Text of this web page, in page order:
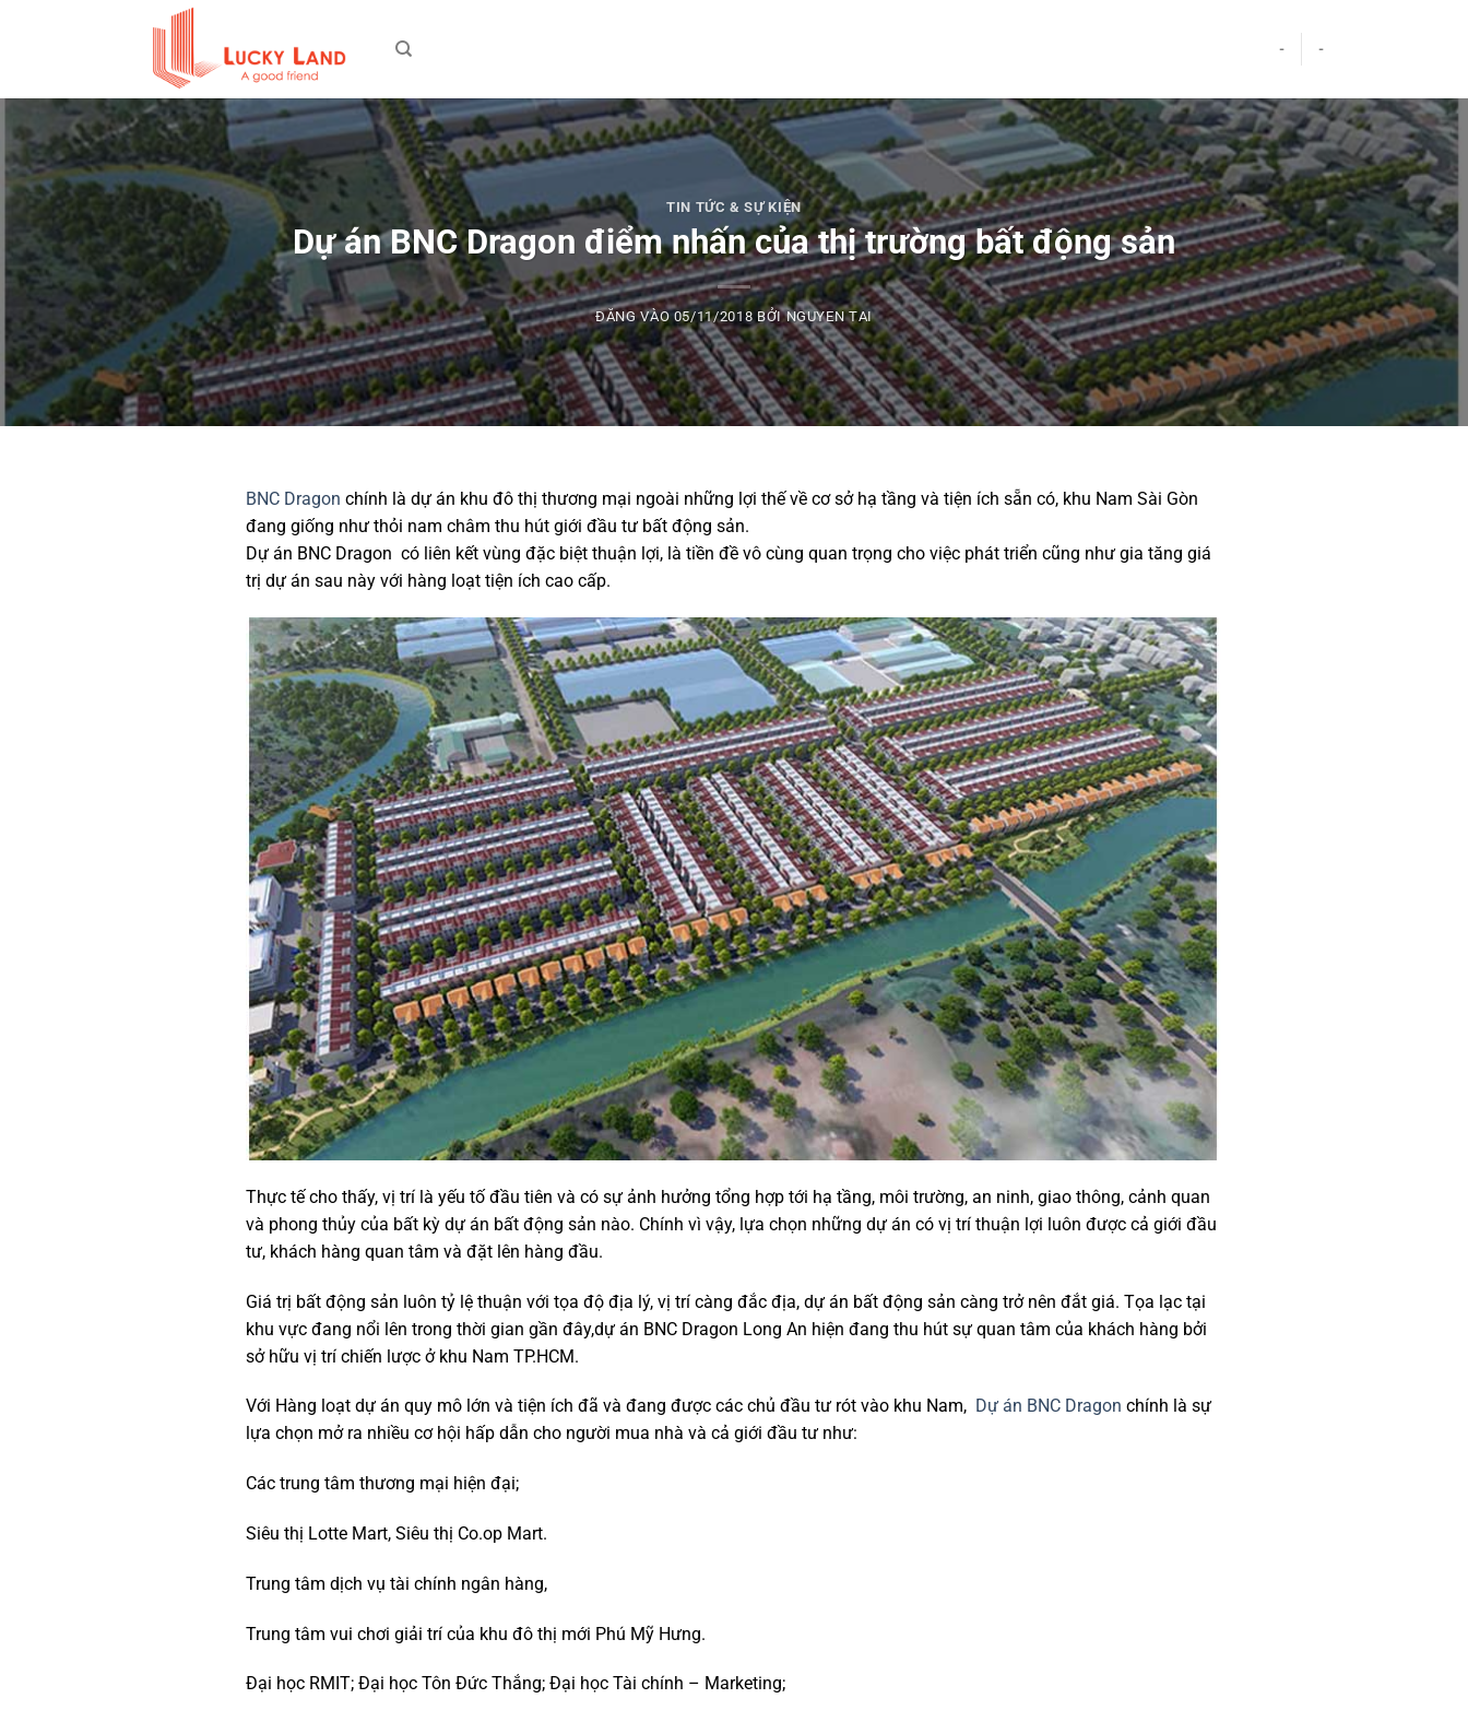
dung
- -
TIN TỨC & SỰ KIỆN
Dự án BNC Dragon điểm nhấn của thị trường bất động sản
ĐĂNG VÀO05/11/2018 BỞINGUYEN TAI
BNC Dragon chính là dự án khu đô thị thương mại ngoài những lợi thế về cơ sở hạ tầng và tiện ích sẵn có, khu Nam Sài Gòn
đang giống như thỏi nam châm thu hút giới đầu tư bất động sản.
Dự án BNC Dragon có liên kết vùng đặc biệt thuận lợi, là tiền đề vô cùng quan trọng cho việc phát triển cũng như gia tăng giá
trị dự án sau này với hàng loạt tiện ích cao cấp.
Thực tế cho thấy, vị trí là yếu tố đầu tiên và có sự ảnh hưởng tổng hợp tới hạ tầng, môi trường, an ninh, giao thông, cảnh quan
và phong thủy của bất kỳ dự án bất động sản nào. Chính vì vậy, lựa chọn những dự án có vị trí thuận lợi luôn được cả giới đầu
tư, khách hàng quan tâm và đặt lên hàng đầu.
Giá trị bất động sản luôn tỷ lệ thuận với tọa độ địa lý, vị trí càng đắc địa, dự án bất động sản càng trở nên đắt giá. Tọa lạc tại
khu vực đang nổi lên trong thời gian gần đây,dự án BNC Dragon Long An hiện đang thu hút sự quan tâm của khách hàng bởi
sở hữu vị trí chiến lược ở khu Nam TP.HCM.
Với Hàng loạt dự án quy mô lớn và tiện ích đã và đang được các chủ đầu tư rót vào khu Nam, Dự án BNC Dragon chính là sự
lựa chọn mở ra nhiều cơ hội hấp dẫn cho người mua nhà và cả giới đầu tư như:
Các trung tâm thương mại hiện đại;
Siêu thị Lotte Mart, Siêu thị Co.op Mart.
Trung tâm dịch vụ tài chính ngân hàng,
Trung tâm vui chơi giải trí của khu đô thị mới Phú Mỹ Hưng.
Đại học RMIT; Đại học Tôn Đức Thắng; Đại học Tài chính – Marketing;